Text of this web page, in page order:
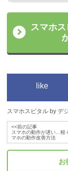
スマホ
like
スマホスピタル by デ
<<前の記事
スマホの動作が遅い…軽
マホの動作改善方法
お